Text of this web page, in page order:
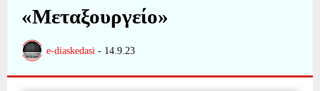
«Μεταξουργείο»
e-diaskedasi - 14.9.23